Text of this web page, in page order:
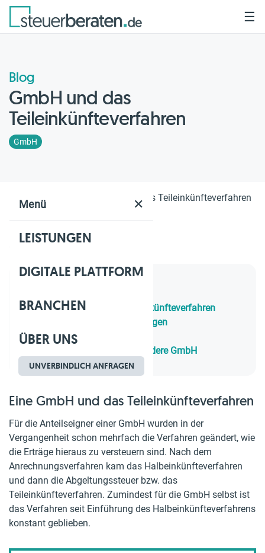
Menü ✕
LEISTUNGEN
DIGITALE PLATTFORM
BRANCHEN
ÜBER UNS
UNVERBINDLICH ANFRAGEN
☰
Blog
GmbH und das
Teileinkünfteverfahren
GmbH
Home GmbH und das Teileinkünfteverfahren
1. Eine GmbH und das Teileinkünfteverfahren
Einkünfte aus Kapitalvermögen
3. Teileinkünfteverfahren
Ausschüttungen an eine andere GmbH
Eine GmbH und das Teileinkünfteverfahren
Für die Anteilseigner einer GmbH wurden in der
Vergangenheit schon mehrfach die Verfahren geändert, wie
die Erträge hieraus zu versteuern sind. Nach dem
Anrechnungsverfahren kam das Halbeinkünfteverfahren
und dann die Abgeltungssteuer bzw. das
Teileinkünfteverfahren. Zumindest für die GmbH selbst ist
das Verfahren seit Einführung des Halbeinkünfteverfahrens
konstant geblieben.